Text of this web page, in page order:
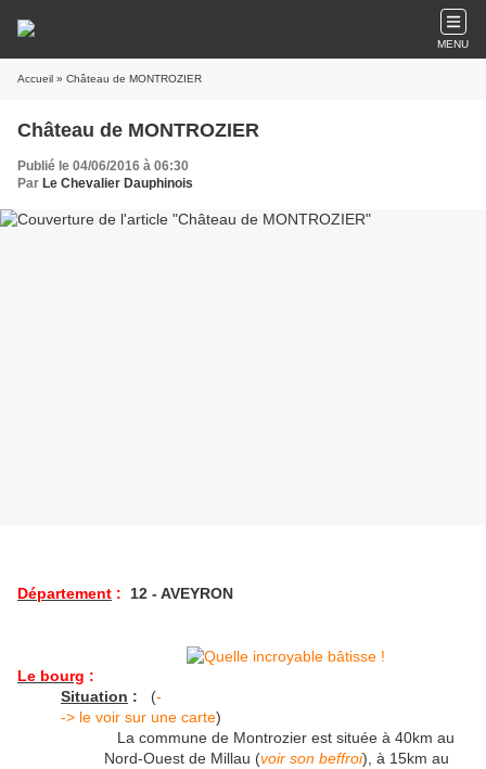
MENU
Accueil » Château de MONTROZIER
Château de MONTROZIER
Publié le 04/06/2016 à 06:30
Par Le Chevalier Dauphinois
Département : 12 - AVEYRON
Le bourg :
Situation : (-
-> le voir sur une carte)
La commune de Montrozier est située à 40km au
Nord-Ouest de Millau (voir son beffroi), à 15km au